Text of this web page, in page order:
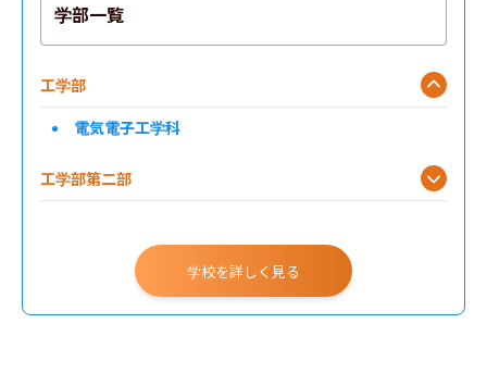
学部一覧
工学部
電気電子工学科
工学部第二部
学校を詳しく見る